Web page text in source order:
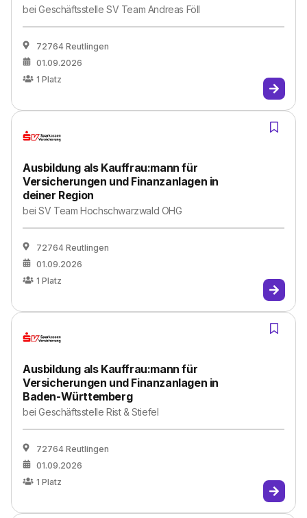
beiGeschäftsstelle SV Team Andreas Föll
72764 Reutlingen
01.09.2026
1 Platz
Ausbildung als Kauffrau:mann für
Versicherungen und Finanzanlagen in
deiner Region
beiSV Team Hochschwarzwald OHG
72764 Reutlingen
01.09.2026
1 Platz
Ausbildung als Kauffrau:mann für
Versicherungen und Finanzanlagen in
Baden-Württemberg
beiGeschäftsstelle Rist & Stiefel
72764 Reutlingen
01.09.2026
1 Platz